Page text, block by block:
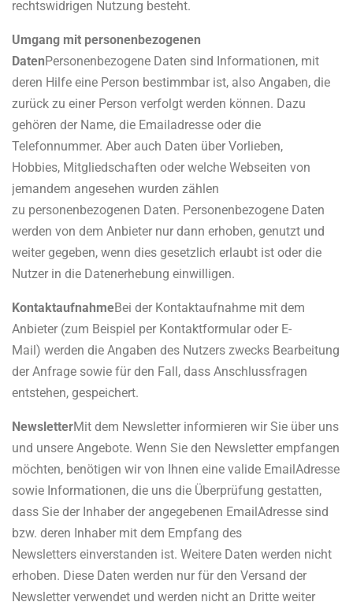
rechtswidrigen Nutzung besteht.
Umgang mit personenbezogenen
DatenPersonenbezogene Daten sind Informationen, mit
deren Hilfe eine Person bestimmbar ist, also Angaben, die
zurück zu einer Person verfolgt werden können. Dazu
gehören der Name, die Emailadresse oder die
Telefonnummer. Aber auch Daten über Vorlieben,
Hobbies, Mitgliedschaften oder welche Webseiten von
jemandem angesehen wurden zählen
zu personenbezogenen Daten. Personenbezogene Daten
werden von dem Anbieter nur dann erhoben, genutzt und
weiter gegeben, wenn dies gesetzlich erlaubt ist oder die
Nutzer in die Datenerhebung einwilligen.
KontaktaufnahmeBei der Kontaktaufnahme mit dem
Anbieter (zum Beispiel per Kontaktformular oder E­
Mail) werden die Angaben des Nutzers zwecks Bearbeitung
der Anfrage sowie für den Fall, dass Anschlussfragen
entstehen, gespeichert.
NewsletterMit dem Newsletter informieren wir Sie über uns
und unsere Angebote. Wenn Sie den Newsletter empfangen
möchten, benötigen wir von Ihnen eine valide Email­Adresse
sowie Informationen, die uns die Überprüfung gestatten,
dass Sie der Inhaber der angegebenen Email­Adresse sind
bzw. deren Inhaber mit dem Empfang des
Newsletters einverstanden ist. Weitere Daten werden nicht
erhoben. Diese Daten werden nur für den Versand der
Newsletter verwendet und werden nicht an Dritte weiter